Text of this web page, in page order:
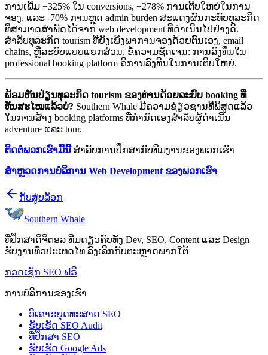
ການເພີ່ມ +325% ໃນ conversions, +278% ການເຕີບໃຫຍ່ໃນການ
ຈອງ, ແລະ -70% ການຫຼຸດ admin burden ສະແດງຜົນກະທົບທຸລະກິດ
ທີ່ສາມາດສຳພັດໄດ້ຈາກ web development ທີ່ດຳເນີນໄປຢ່າງດີ.
ສຳລັບທຸລະກິດ tourism ທີ່ຍັງເພິ່ງພາການຈອງດ້ວຍຕົນເອງ, email
chains, ຫຼືລະບົບແບບແຍກສ່ວນ, ຂໍ້ຄວາມຊັດເຈນ: ການລົງທຶນໃນ
professional booking platform ຄືການລົງທຶນໃນການເຕີບໃຫຍ່.
ພ້ອມຫັນປ່ຽນທຸລະກິດ tourism ຂອງທ່ານດ້ວຍລະບົບ booking ທີ່
ທັນສະໄໝແລ້ວບໍ? Southern Whale ມີຄວາມຊ່ຽວຊານທີ່ພິສູດແລ້ວ
ໃນການສ້າງ booking platforms ທີ່ກຳນົດເອງສຳລັບຜູ້ດຳເນີນ
adventure ແລະ tour.
ຕິດຕໍ່ພວກເຮົາມື້ນີ້ສຳລັບການປຶກສາກັບທີມງານຂອງພວກເຮົາ
ສຳຫຼວດການບໍລິການ Web Development ຂອງພວກເຮົາ
ກັບສູ່ບລັອກ
Southern Whale
ທີ່ປຶກສາດິຈິຕອລ ທີມດຽວຄົບທັງ Dev, SEO, Content ແລະ Design
ຮັບງານທົ່ວປະເທດໄທ ລົງເລິກກັບຕະຫຼາດພາກໃຕ້
ກວດເຊັກ SEO ຟຣີ
ການບໍລິການຂອງເຮົາ
ວິເຄາະຍຸດທະສາດ SEO
ຮັບເຮັດ SEO Audit
ທີ່ປຶກສາ SEO
ຮັບເຮັດ Google Ads